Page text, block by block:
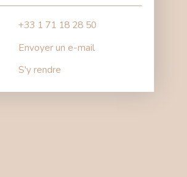
+33 1 71 18 28 50
Envoyer un e-mail
S'y rendre